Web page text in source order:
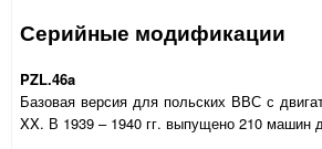
Серийные модификации
PZL.46a
Базовая версия для польских ВВС с
XX. В 1939 – 1940 гг. выпущено 210 машин